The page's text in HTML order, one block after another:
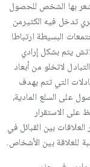
بها الشخص للحصول
تدخل فيه الكثيرمن
البسيطة ارتباطا
يتم بشكل إرادي
لاتخلو من أبعاد
التي تتم بهدف
على السلع المادية،
على الاستقرار
بين القبائل في
للعلاقة بين الأشخاص.